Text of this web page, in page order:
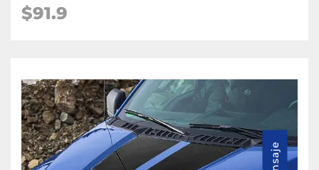
$91.9